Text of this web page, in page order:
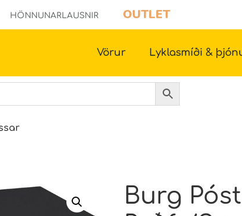
HÖNNUNARLAUSNIR OUTLET
Vörur Lyklasmíði &
Burg